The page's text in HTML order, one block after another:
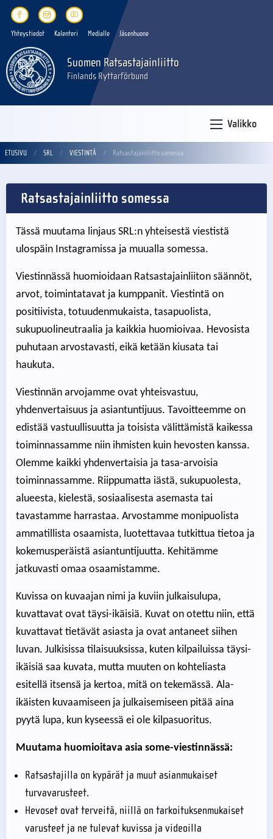
Yhteystiedot Kalenteri Medialle Jäsenhuone
Suomen Ratsastajainliitto
Finlands Ryttarförbund
Valikko
ETUSIVU SRL VIESTINTÄ Ratsastajainliitto somessa
Ratsastajainliitto somessa
Tässä muutama linjaus SRL:n yhteisestä viestistä
ulospäin Instagramissa ja muualla somessa.
Viestinnässä huomioidaan Ratsastajainliiton säännöt,
arvot, toimintatavat ja kumppanit. Viestintä on
positiivista, totuudenmukaista, tasapuolista,
sukupuolineutraalia ja kaikkia huomioivaa. Hevosista
puhutaan arvostavasti, eikä ketään kiusata tai
haukuta.
Viestinnän arvojamme ovat yhteisvastuu,
yhdenvertaisuus ja asiantuntijuus. Tavoitteemme on
edistää vastuullisuutta ja toisista välittämistä kaikessa
toiminnassamme niin ihmisten kuin hevosten kanssa.
Olemme kaikki yhdenvertaisia ja tasa-arvoisia
toiminnassamme. Riippumatta iästä, sukupuolesta,
alueesta, kielestä, sosiaalisesta asemasta tai
tavastamme harrastaa. Arvostamme monipuolista
ammatillista osaamista, luotettavaa tutkittua tietoa ja
kokemusperäistä asiantuntijuutta. Kehitämme
jatkuvasti omaa osaamistamme.
Kuvissa on kuvaajan nimi ja kuviin julkaisulupa,
kuvattavat ovat täysi-ikäisiä. Kuvat on otettu niin, että
kuvattavat tietävät asiasta ja ovat antaneet siihen
luvan. Julkisissa tilaisuuksissa, kuten kilpailuissa täysi-
ikäisiä saa kuvata, mutta muuten on kohteliasta
esitellä itsensä ja kertoa, mitä on tekemässä. Ala-
ikäisten kuvaamiseen ja julkaisemiseen pitää aina
pyytä lupa, kun kyseessä ei ole kilpasuoritus.
Muutama huomioitava asia some-viestinnässä:
Ratsastajilla on kypärät ja muut asianmukaiset
turvavarusteet.
Hevoset ovat terveitä, niillä on tarkoituksenmukaiset
varusteet ja ne tulevat kuvissa ja videoilla